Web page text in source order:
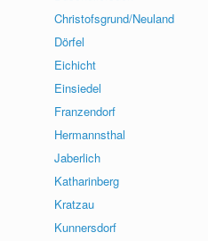
Christofsgrund/Neuland
Dörfel
Eichicht
Einsiedel
Franzendorf
Hermannsthal
Jaberlich
Katharinberg
Kratzau
Kunnersdorf